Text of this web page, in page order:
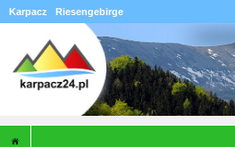
Karpacz Riesengebirge